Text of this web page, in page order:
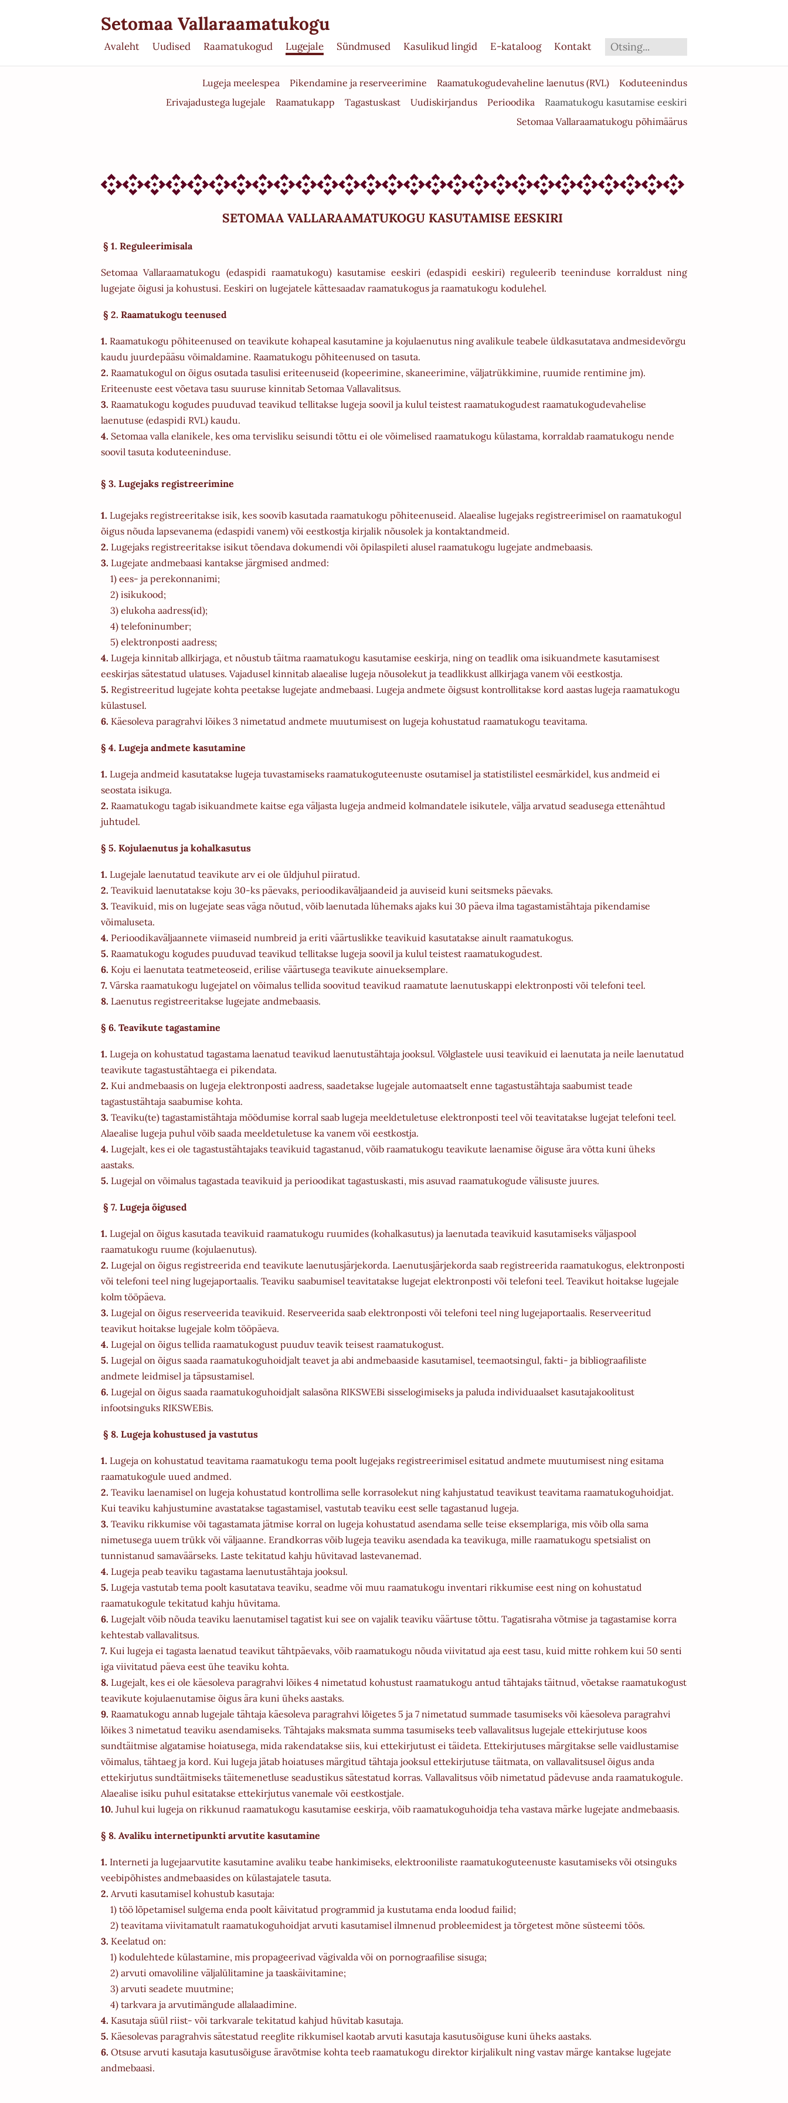
Setomaa Vallaraamatukogu
Avaleht Uudised Raamatukogud Lugejale Sündmused Kasulikud lingid E-kataloog Kontakt
Lugeja meelespea Pikendamine ja reserveerimine Raamatukogudevaheline laenutus (RVL)
Koduteenindus
Erivajadustega lugejale
Raamatukapp Tagastuskast Uudiskirjandus Perioodika
Raamatukogu kasutamise eeskiri
Setomaa Vallaraamatukogu põhimäärus
SETOMAA VALLARAAMATUKOGU KASUTAMISE EESKIRI
§ 1. Reguleerimisala
Setomaa Vallaraamatukogu (edaspidi raamatukogu) kasutamise eeskiri (edaspidi eeskiri) reguleerib teeninduse korraldust ning
lugejate õigusi ja kohustusi. Eeskiri on lugejatele kättesaadav raamatukogus ja raamatukogu kodulehel.
§ 2. Raamatukogu teenused
1. Raamatukogu põhiteenused on teavikute kohapeal kasutamine ja kojulaenutus ning avalikule teabele üldkasutatava andmesidevõrgu
kaudu juurdepääsu võimaldamine. Raamatukogu põhiteenused on tasuta.
2. Raamatukogul on õigus osutada tasulisi eriteenuseid (kopeerimine, skaneerimine, väljatrükkimine, ruumide rentimine jm).
Eriteenuste eest võetava tasu suuruse kinnitab Setomaa Vallavalitsus.
3. Raamatukogu kogudes puuduvad teavikud tellitakse lugeja soovil ja kulul teistest raamatukogudest raamatukogudevahelise
laenutuse (edaspidi RVL) kaudu.
4. Setomaa valla elanikele, kes oma tervisliku seisundi tõttu ei ole võimelised raamatukogu külastama, korraldab raamatukogu nende
soovil tasuta koduteeninduse.
§ 3. Lugejaks registreerimine
1. Lugejaks registreeritakse isik, kes soovib kasutada raamatukogu põhiteenuseid. Alaealise lugejaks registreerimisel on raamatukogul
õigus nõuda lapsevanema (edaspidi vanem) või eestkostja kirjalik nõusolek ja kontaktandmeid.
2. Lugejaks registreeritakse isikut tõendava dokumendi või õpilaspileti alusel raamatukogu lugejate andmebaasis.
3. Lugejate andmebaasi kantakse järgmised andmed:
1) ees- ja perekonnanimi;
2) isikukood;
3) elukoha aadress(id);
4) telefoninumber;
5) elektronposti aadress;
4. Lugeja kinnitab allkirjaga, et nõustub täitma raamatukogu kasutamise eeskirja, ning on teadlik oma isikuandmete kasutamisest
eeskirjas sätestatud ulatuses. Vajadusel kinnitab alaealise lugeja nõusolekut ja teadlikkust allkirjaga vanem või eestkostja.
5. Registreeritud lugejate kohta peetakse lugejate andmebaasi. Lugeja andmete õigsust kontrollitakse kord aastas lugeja raamatukogu
külastusel.
6. Käesoleva paragrahvi lõikes 3 nimetatud andmete muutumisest on lugeja kohustatud raamatukogu teavitama.
§ 4. Lugeja andmete kasutamine
1. Lugeja andmeid kasutatakse lugeja tuvastamiseks raamatukoguteenuste osutamisel ja statistilistel eesmärkidel, kus andmeid ei
seostata isikuga.
2. Raamatukogu tagab isikuandmete kaitse ega väljasta lugeja andmeid kolmandatele isikutele, välja arvatud seadusega ettenähtud
juhtudel.
§ 5. Kojulaenutus ja kohalkasutus
1. Lugejale laenutatud teavikute arv ei ole üldjuhul piiratud.
2. Teavikuid laenutatakse koju 30-ks päevaks, perioodikaväljaandeid ja auviseid kuni seitsmeks päevaks.
3. Teavikuid, mis on lugejate seas väga nõutud, võib laenutada lühemaks ajaks kui 30 päeva ilma tagastamistähtaja pikendamise
võimaluseta.
4. Perioodikaväljaannete viimaseid numbreid ja eriti väärtuslikke teavikuid kasutatakse ainult raamatukogus.
5. Raamatukogu kogudes puuduvad teavikud tellitakse lugeja soovil ja kulul teistest raamatukogudest.
6. Koju ei laenutata teatmeteoseid, erilise väärtusega teavikute ainueksemplare.
7. Värska raamatukogu lugejatel on võimalus tellida soovitud teavikud raamatute laenutuskappi elektronposti või telefoni teel.
8. Laenutus registreeritakse lugejate andmebaasis.
§ 6. Teavikute tagastamine
1. Lugeja on kohustatud tagastama laenatud teavikud laenutustähtaja jooksul. Võlglastele uusi teavikuid ei laenutata ja neile laenutatud
teavikute tagastustähtaega ei pikendata.
2. Kui andmebaasis on lugeja elektronposti aadress, saadetakse lugejale automaatselt enne tagastustähtaja saabumist teade
tagastustähtaja saabumise kohta.
3. Teaviku(te) tagastamistähtaja möödumise korral saab lugeja meeldetuletuse elektronposti teel või teavitatakse lugejat telefoni teel.
Alaealise lugeja puhul võib saada meeldetuletuse ka vanem või eestkostja.
4. Lugejalt, kes ei ole tagastustähtajaks teavikuid tagastanud, võib raamatukogu teavikute laenamise õiguse ära võtta kuni üheks
aastaks.
5. Lugejal on võimalus tagastada teavikuid ja perioodikat tagastuskasti, mis asuvad raamatukogude välisuste juures.
§ 7. Lugeja õigused
1. Lugejal on õigus kasutada teavikuid raamatukogu ruumides (kohalkasutus) ja laenutada teavikuid kasutamiseks väljaspool
raamatukogu ruume (kojulaenutus).
2. Lugejal on õigus registreerida end teavikute laenutusjärjekorda. Laenutusjärjekorda saab registreerida raamatukogus, elektronposti
või telefoni teel ning lugejaportaalis. Teaviku saabumisel teavitatakse lugejat elektronposti või telefoni teel. Teavikut hoitakse lugejale
kolm tööpäeva.
3. Lugejal on õigus reserveerida teavikuid. Reserveerida saab elektronposti või telefoni teel ning lugejaportaalis. Reserveeritud
teavikut hoitakse lugejale kolm tööpäeva.
4. Lugejal on õigus tellida raamatukogust puuduv teavik teisest raamatukogust.
5. Lugejal on õigus saada raamatukoguhoidjalt teavet ja abi andmebaaside kasutamisel, teemaotsingul, fakti- ja bibliograafiliste
andmete leidmisel ja täpsustamisel.
6. Lugejal on õigus saada raamatukoguhoidjalt salasõna RIKSWEBi sisselogimiseks ja paluda individuaalset kasutajakoolitust
infootsinguks RIKSWEBis.
§ 8. Lugeja kohustused ja vastutus
1. Lugeja on kohustatud teavitama raamatukogu tema poolt lugejaks registreerimisel esitatud andmete muutumisest ning esitama
raamatukogule uued andmed.
2. Teaviku laenamisel on lugeja kohustatud kontrollima selle korrasolekut ning kahjustatud teavikust teavitama raamatukoguhoidjat.
Kui teaviku kahjustumine avastatakse tagastamisel, vastutab teaviku eest selle tagastanud lugeja.
3. Teaviku rikkumise või tagastamata jätmise korral on lugeja kohustatud asendama selle teise eksemplariga, mis võib olla sama
nimetusega uuem trükk või väljaanne. Erandkorras võib lugeja teaviku asendada ka teavikuga, mille raamatukogu spetsialist on
tunnistanud samaväärseks. Laste tekitatud kahju hüvitavad lastevanemad.
4. Lugeja peab teaviku tagastama laenutustähtaja jooksul.
5. Lugeja vastutab tema poolt kasutatava teaviku, seadme või muu raamatukogu inventari rikkumise eest ning on kohustatud
raamatukogule tekitatud kahju hüvitama.
6. Lugejalt võib nõuda teaviku laenutamisel tagatist kui see on vajalik teaviku väärtuse tõttu. Tagatisraha võtmise ja tagastamise korra
kehtestab vallavalitsus.
7. Kui lugeja ei tagasta laenatud teavikut tähtpäevaks, võib raamatukogu nõuda viivitatud aja eest tasu, kuid mitte rohkem kui 50 senti
iga viivitatud päeva eest ühe teaviku kohta.
8. Lugejalt, kes ei ole käesoleva paragrahvi lõikes 4 nimetatud kohustust raamatukogu antud tähtajaks täitnud, võetakse raamatukogust
teavikute kojulaenutamise õigus ära kuni üheks aastaks.
9. Raamatukogu annab lugejale tähtaja käesoleva paragrahvi lõigetes 5 ja 7 nimetatud summade tasumiseks või käesoleva paragrahvi
lõikes 3 nimetatud teaviku asendamiseks. Tähtajaks maksmata summa tasumiseks teeb vallavalitsus lugejale ettekirjutuse koos
sundtäitmise algatamise hoiatusega, mida rakendatakse siis, kui ettekirjutust ei täideta. Ettekirjutuses märgitakse selle vaidlustamise
võimalus, tähtaeg ja kord. Kui lugeja jätab hoiatuses märgitud tähtaja jooksul ettekirjutuse täitmata, on vallavalitsusel õigus anda
ettekirjutus sundtäitmiseks täitemenetluse seadustikus sätestatud korras. Vallavalitsus võib nimetatud pädevuse anda raamatukogule.
Alaealise isiku puhul esitatakse ettekirjutus vanemale või eestkostjale.
10. Juhul kui lugeja on rikkunud raamatukogu kasutamise eeskirja, võib raamatukoguhoidja teha vastava märke lugejate andmebaasis.
§ 8. Avaliku internetipunkti arvutite kasutamine
1. Interneti ja lugejaarvutite kasutamine avaliku teabe hankimiseks, elektrooniliste raamatukoguteenuste kasutamiseks või otsinguks
veebipõhistes andmebaasides on külastajatele tasuta.
2. Arvuti kasutamisel kohustub kasutaja:
1) töö lõpetamisel sulgema enda poolt käivitatud programmid ja kustutama enda loodud failid;
2) teavitama viivitamatult raamatukoguhoidjat arvuti kasutamisel ilmnenud probleemidest ja tõrgetest mõne süsteemi töös.
3. Keelatud on:
1) kodulehtede külastamine, mis propageerivad vägivalda või on pornograafilise sisuga;
2) arvuti omavoliline väljalülitamine ja taaskäivitamine;
3) arvuti seadete muutmine;
4) tarkvara ja arvutimängude allalaadimine.
4. Kasutaja süül riist- või tarkvarale tekitatud kahjud hüvitab kasutaja.
5. Käesolevas paragrahvis sätestatud reeglite rikkumisel kaotab arvuti kasutaja kasutusõiguse kuni üheks aastaks.
6. Otsuse arvuti kasutaja kasutusõiguse äravõtmise kohta teeb raamatukogu direktor kirjalikult ning vastav märge kantakse lugejate
andmebaasi.